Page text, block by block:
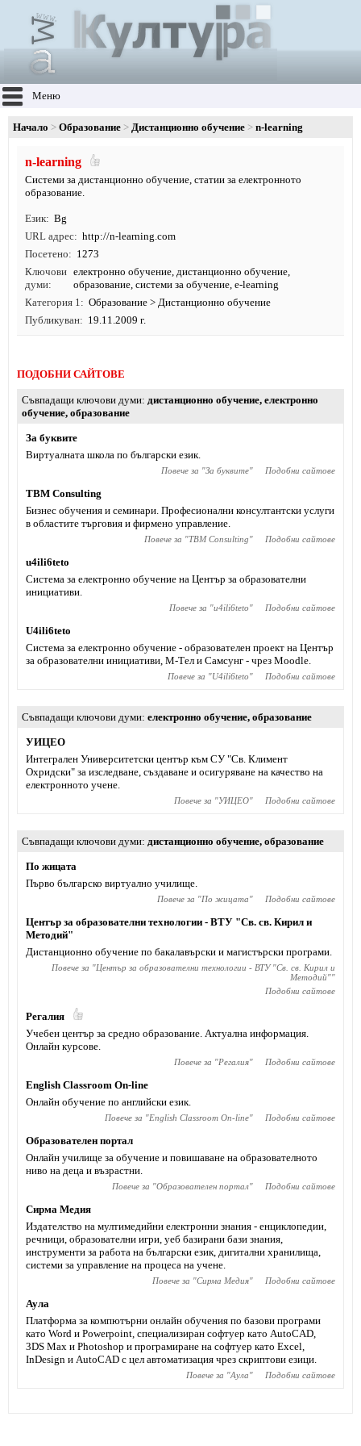
Меню
Начало Образование Дистанционно обучение n-learning
n-learning
Системи за дистанционно обучение, статии за електронното
образование.
Език
Bg
URL адрес
http://n-learning.com
Посетено
1273
Ключови
думи
електронно обучение, дистанционно обучение,
образование, системи за обучение, e-learning
Категория 1
Образование > Дистанционно обучение
Публикуван
19.11.2009 г.
ПОДОБНИ САЙТОВЕ
Съвпадащи ключови думи дистанционно обучение, електронно
обучение, образование
За буквите
Виртуалната школа по български език.
Повече за "За буквите" Подобни сайтове
TBM Consulting
Бизнес обучения и семинари. Професионални консултантски услуги
в областите търговия и фирмено управление.
Повече за "TBM Consulting" Подобни сайтове
u4ili6teto
Система за електронно обучение на Център за образователни
инициативи.
Повече за "u4ili6teto" Подобни сайтове
U4ili6teto
Система за електронно обучение - образователен проект на Център
за образователни инициативи, М-Тел и Самсунг - чрез Moodle.
Повече за "U4ili6teto" Подобни сайтове
Съвпадащи ключови думи електронно обучение, образование
УИЦЕО
Интегрален Университетски център към СУ "Св. Климент
Охридски" за изследване, създаване и осигуряване на качество на
електронното учене.
Повече за "УИЦЕО" Подобни сайтове
Съвпадащи ключови думи дистанционно обучение, образование
По жицата
Първо българско виртуално училище.
Повече за "По жицата" Подобни сайтове
Център за образователни технологии - ВТУ "Св. св. Кирил и
Методий"
Дистанционно обучение по бакалавърски и магистърски програми.
Повече за "Център за образователни технологии - ВТУ "Св. св. Кирил и
Методий""
Подобни сайтове
Регалия
Учебен център за средно образование. Актуална информация.
Онлайн курсове.
Повече за "Регалия" Подобни сайтове
English Classroom On-line
Онлайн обучение по английски език.
Повече за "English Classroom On-line" Подобни сайтове
Образователен портал
Онлайн училище за обучение и повишаване на образователното
ниво на деца и възрастни.
Повече за "Образователен портал" Подобни сайтове
Сирма Медия
Издателство на мултимедийни електронни знания - енциклопедии,
речници, образователни игри, уеб базирани бази знания,
инструменти за работа на български език, дигитални хранилища,
системи за управление на процеса на учене.
Повече за "Сирма Медия" Подобни сайтове
Аула
Платформа за компютърни онлайн обучения по базови програми
като Word и Powerpoint, специализиран софтуер като AutoCAD,
3DS Max и Photoshop и програмиране на софтуер като Excel,
InDesign и AutoCAD с цел автоматизация чрез скриптови езици.
Повече за "Аула" Подобни сайтове